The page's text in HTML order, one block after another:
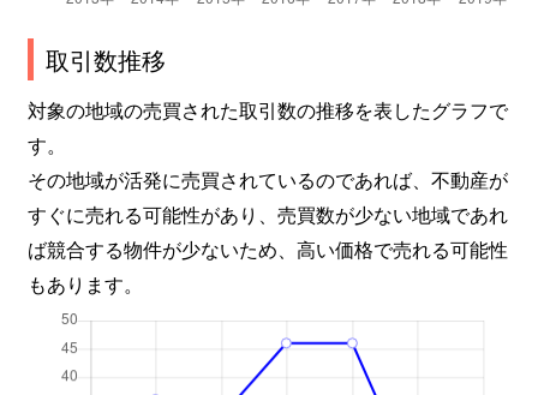
取引数推移
対象の地域の売買された取引数の推移を表したグラフで
す。
その地域が活発に売買されているのであれば、不動産が
すぐに売れる可能性があり、売買数が少ない地域であれ
ば競合する物件が少ないため、高い価格で売れる可能性
もあります。